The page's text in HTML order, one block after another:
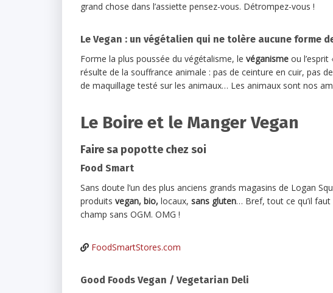
grand chose dans l’assiette pensez-vous. Détrompez-vous !
Le Vegan : un végétalien qui ne tolère aucune forme
Forme la plus poussée du végétalisme, le véganisme ou l’esprit
résulte de la souffrance animale : pas de ceinture en cuir, pas
de maquillage testé sur les animaux… Les animaux sont nos
Le Boire et le Manger Vegan
Faire sa popotte chez soi
Food Smart
Sans doute l’un des plus anciens grands magasins de Logan
produits vegan, bio, locaux, sans gluten… Bref, tout ce qu’il
champ sans OGM. OMG !
FoodSmartStores.com
Good Foods Vegan / Vegetarian Deli